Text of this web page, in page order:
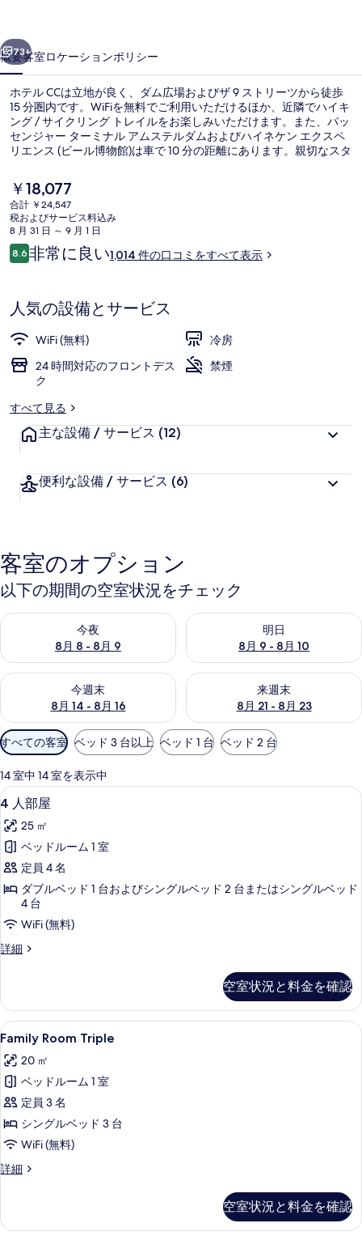
ギ
ャ
ラ
リ
ー
73+
概要客室ロケーションポリシー
ホテル CCは立地が良く、ダム広場およびザ 9 ストリーツから徒歩
15 分圏内です。WiFiを無料でご利用いただけるほか、近隣でハイキ
ング / サイクリング トレイルをお楽しみいただけます。また、パッ
センジャー ターミナル アムステルダムおよびハイネケン エクスペ
リエンス (ビール博物館)は車で 10 分の距離にあります。親切なスタ
設からは歩いてすぐ公共交通機関を利用できます。地下鉄 アムステ
ルダム中央駅までは 3 分、ニーウェゼイズ コルク停留所までは 6 分
です。
現
在
の
料
金
は
す
￥18,077
合計 ￥24,547
税およびサービス料込み
8 月 31 日 ～ 9 月 1 日
口
コ
8.610段階中8.6
非常に良い1,014 件の口コミをすべて表示
人気の設備とサービス
WiFi (無料)
冷房
24 時間対応のフロントデス
ク
禁煙
すべて見る
主な設備 / サービス (12)
便利な設備 / サービス (6)
客室のオプション
以下の期間の空室状況をチェック
今夜
8月 8 - 8月 9
今夜 8月 8 - 8月 9 の空室状況をチェック
明日
8月 9 - 8月 10
明日 8月 9 - 8月 10 の空室状
今週末
8月 14 - 8月 16
今週末 8月 14 - 8月 16 の空室状況をチェック
来週末
8月 21 - 8月 23
来週末 8月 21 - 8月 23 の空室
利
用
可
能
な
客
室
の
り
み
条
すべての客室 ベッド 3 台以上 ベッド 1 台 ベッド 2 台
14 室中 14 室を表示中
4
人
部
屋
の
す
べ
て
真
を
表
示
す
る
10
4 人部屋
25 ㎡
ベッドルーム 1 室
定員 4 名
ダブルベッド 1 台およびシングルベッド 2 台またはシングルベッド
4 台
WiFi (無料)
詳細
4
の
詳
細
空室状況と料金を確認
Family
Room
Triple
の
す
べ
て
の
Family Room Triple | セーフティボ
6
Family Room Triple
20 ㎡
ベッドルーム 1 室
定員 3 名
シングルベッド 3 台
WiFi (無料)
詳細
Family
詳
空室状況と料金を確認